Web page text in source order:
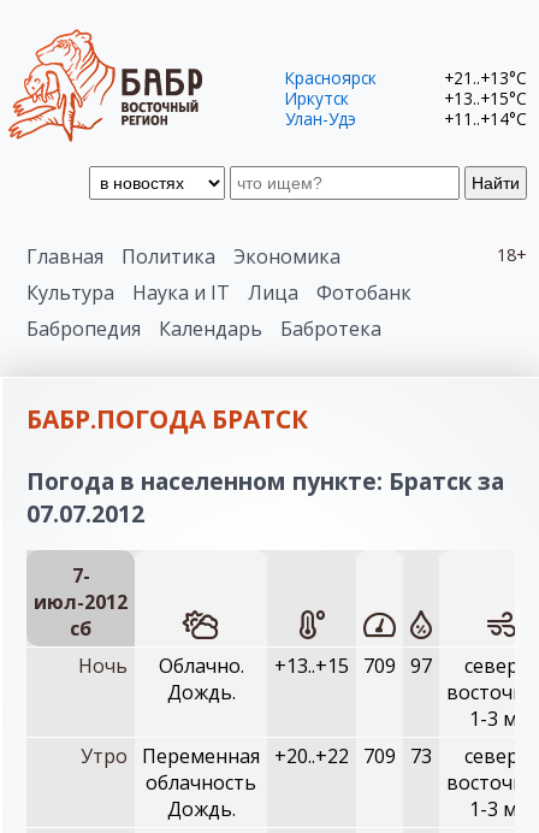
Найти
Красноярск
+21..+13°C
Иркутск
+13..+15°C
Улан-Удэ
+11..+14°C
18+
Главная Политика
Экономика
Культура
Наука и IT Лица
Фотобанк
Бабропедия
Календарь Бабротека
БАБР.ПОГОДА БРАТСК
Погода в населенном пункте: Братск за
07.07.2012
7-
июл-2012
сб
Ночь
Облачно.
Дождь.
+13..+15 709 97
северо-
1-3 м/с
Утро
Переменная
облачность
Дождь.
+20..+22 709 73
северо-
1-3 м/с